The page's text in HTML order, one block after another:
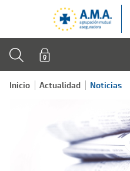
Inicio Actualidad Noticias